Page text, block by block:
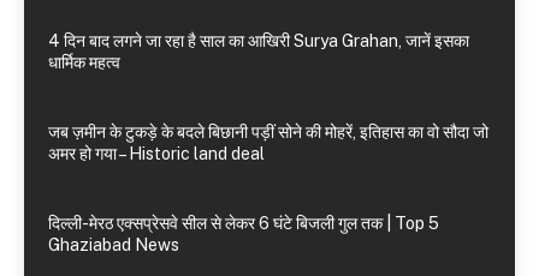
4 दिन बाद लगने जा रहा है साल का आखिरी Surya Grahan, जानें इसका
धार्मिक महत्व
जब ज़मीन के टुकड़े के बदले बिछानी पड़ीं सोने की मोहरें, इतिहास का वो सौदा जो
अमर हो गया – Historic land deal
दिल्ली-मेरठ एक्सप्रेसवे सील से लेकर 6 घंटे बिजली गुल तक | Top 5
Ghaziabad News